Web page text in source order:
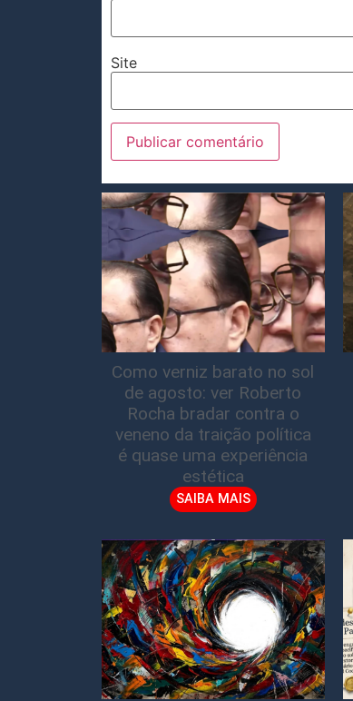
Site
Como verniz barato no sol
de agosto: ver Roberto
Rocha bradar contra o
veneno da traição política
é quase uma experiência
estética
SAIBA MAIS